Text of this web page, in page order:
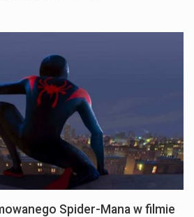
Spider-Mana w filmie